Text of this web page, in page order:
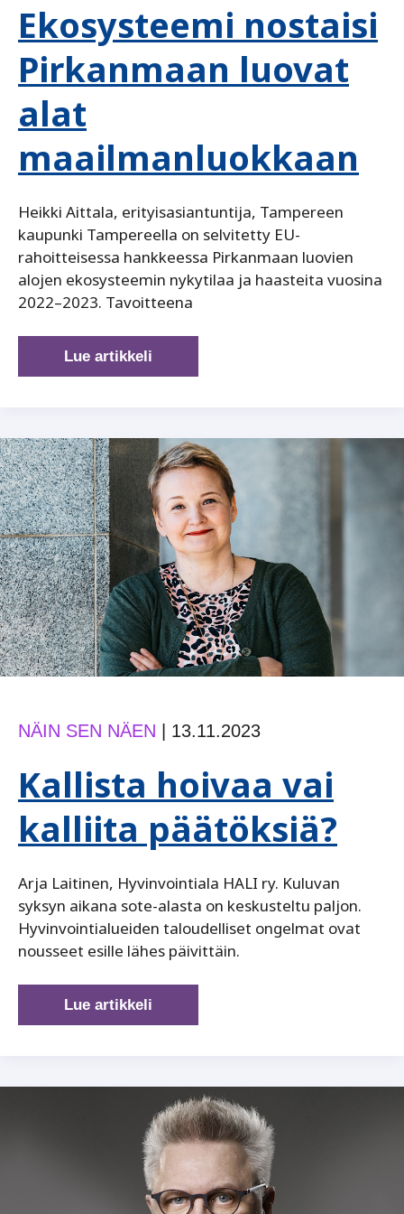
Ekosysteemi nostaisi
Pirkanmaan luovat
alat
maailmanluokkaan
Heikki Aittala, erityisasiantuntija, Tampereen
kaupunki Tampereella on selvitetty EU-
rahoitteisessa hankkeessa Pirkanmaan luovien
alojen ekosysteemin nykytilaa ja haasteita vuosina
2022–2023. Tavoitteena
Ekosysteemi
nostaisi
alat
maailmanluokkaan
Lue artikkeli
NÄIN SEN NÄEN 13.11.2023
Kallista hoivaa vai
kalliita päätöksiä?
Arja Laitinen, Hyvinvointiala HALI ry. Kuluvan
syksyn aikana sote-alasta on keskusteltu paljon.
Hyvinvointialueiden taloudelliset ongelmat ovat
nousseet esille lähes päivittäin.
Kallista
hoivaa
Lue artikkeli